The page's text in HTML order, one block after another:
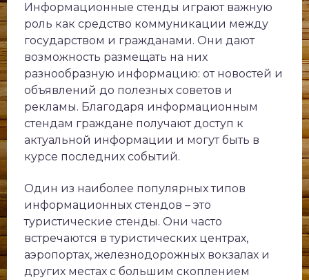
Информационные стенды играют важную
роль как средство коммуникации между
государством и гражданами. Они дают
возможность размещать на них
разнообразную информацию: от новостей и
объявлений до полезных советов и
рекламы. Благодаря информационным
стендам граждане получают доступ к
актуальной информации и могут быть в
курсе последних событий.
Один из наиболее популярных типов
информационных стендов – это
туристические стенды. Они часто
встречаются в туристических центрах,
аэропортах, железнодорожных вокзалах и
других местах с большим скоплением